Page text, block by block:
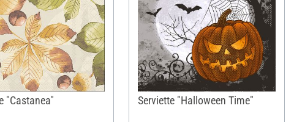
"Castanea" Serviette "Halloween Time"